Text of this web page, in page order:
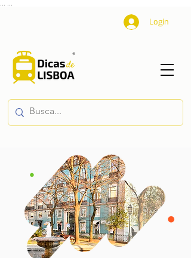
Login